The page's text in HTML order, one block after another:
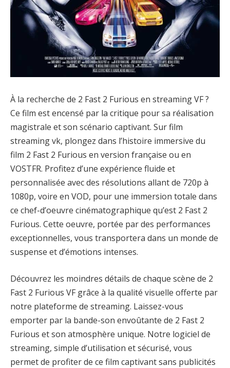
À la recherche de 2 Fast 2 Furious en streaming VF ?
Ce film est encensé par la critique pour sa réalisation
magistrale et son scénario captivant. Sur film
streaming vk, plongez dans l’histoire immersive du
film 2 Fast 2 Furious en version française ou en
VOSTFR. Profitez d’une expérience fluide et
personnalisée avec des résolutions allant de 720p à
1080p, voire en VOD, pour une immersion totale dans
ce chef-d’oeuvre cinématographique qu’est 2 Fast 2
Furious. Cette oeuvre, portée par des performances
exceptionnelles, vous transportera dans un monde de
suspense et d’émotions intenses.
Découvrez les moindres détails de chaque scène de 2
Fast 2 Furious VF grâce à la qualité visuelle offerte par
notre plateforme de streaming. Laissez-vous
emporter par la bande-son envoûtante de 2 Fast 2
Furious et son atmosphère unique. Notre logiciel de
streaming, simple d’utilisation et sécurisé, vous
permet de profiter de ce film captivant sans publicités